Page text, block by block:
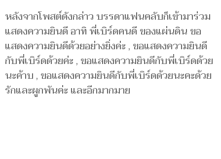
หลังจากโพสต์ดังกล่าว บรรดาแฟนคลับก็เข้ามาร่วม
แสดงความยินดี อาทิ พี่เบิร์ดคนดี ของแผ่นดิน ขอ
แสดงความยินดีด้วยอย่างยิ่งค่ะ , ขอแสดงความยินดี
กับพี่เบิร์ดด้วยค่ะ , ขอแสดงความยินดีกับพี่เบิร์ดด้วย
นะค้าบ , ขอแสดงความยินดีกับพี่เบิร์ดด้วยนะคะด้วย
รักและผูกพันค่ะ และอีกมากมาย